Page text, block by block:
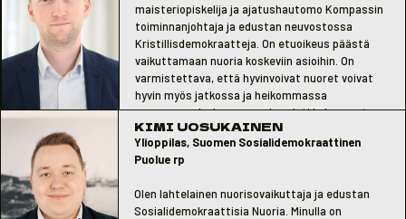
maisteriopiskelija ja ajatushautomo Kompassin
toiminnanjohtaja ja edustan neuvostossa
Kristillisdemokraatteja. On etuoikeus päästä
vaikuttamaan nuoria koskeviin asioihin. On
varmistettava, että hyvinvoivat nuoret voivat
hyvin myös jatkossa ja heikommassa
asemassa olevien asema ja vointi kohenevat.
Juuri tähän ns. isoon kuvaan valtionhallinnon
linjauksilla on merkittävä vaikutus ja siksi
neuvoston rooli on erityisen tärkeä.
KIMI UOSUKAINEN
Ylioppilas, Suomen Sosialidemokraattinen
Puolue rp
Olen lahtelainen nuorisovaikuttaja ja edustan
Sosialidemokraattisia Nuoria. Minulla on